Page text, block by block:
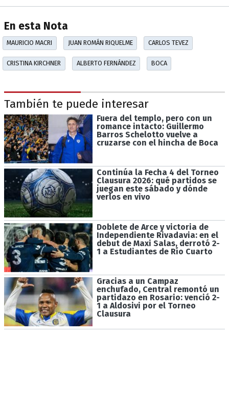
En esta Nota
MAURICIO MACRI JUAN ROMÁN RIQUELME CARLOS TEVEZ
CRISTINA KIRCHNER ALBERTO FERNÁNDEZ BOCA
También te puede interesar
Fuera del templo, pero con un
romance intacto: Guillermo
Barros Schelotto vuelve a
cruzarse con el hincha de Boca
Continúa la Fecha 4 del Torneo
Clausura 2026: qué partidos se
juegan este sábado y dónde
verlos en vivo
Doblete de Arce y victoria de
Independiente Rivadavia: en el
debut de Maxi Salas, derrotó 2-
1 a Estudiantes de Río Cuarto
Gracias a un Campaz
enchufado, Central remontó un
partidazo en Rosario: venció 2-
1 a Aldosivi por el Torneo
Clausura